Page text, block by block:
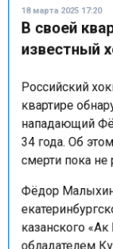
В своей
известный
квартире
нападающий
34 года. Об
смерти пока не
Фёдор
казанского «Ак
обладателем